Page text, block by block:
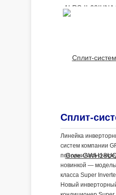
Линейка
систем компании
пополнилась
новинкой —
класса Super
Новый